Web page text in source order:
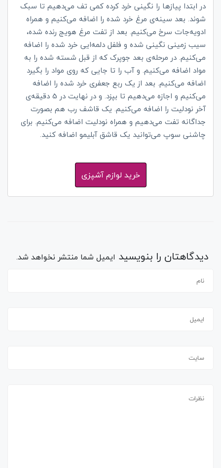
در ابتدا پیازها را نگینی خرد کرده کمی تف می‌دهیم تا سبک
شوند. بعد سینه‌ی مرغ خرد شده را اضافه می‌کنیم و همراه
ادویه‌جات سرخ می‌کنیم. بعد از تفت مرغ هویج رنده شده،
سیب زمینی نگینی شده و فلفل دلمه‌ایی خرد شده را اضافه
می‌کنیم. در مرحله‌ی بعد جوپرک که از قبل شسته شده را به
مواد اضافه می‌کنیم. و آب را تا جایی که روی مواد را بگیرد
اضافه می‌کنیم. بعد از یک ربع جعفری خرد شده را اضافه
می‌کنیم و اجازه می‌دهیم تا بپزد. و در نهایت در 5 دقیقه‌ی
آخر نودلیت را اضافه می‌کنیم. یک قاشف رب هم بصورت
جداگانه تفت می‌دهیم و همراه نودلیت اضافه می‌کنیم. برای
چاشنی سوپ می‌توانید یک قاشق آبلیمو اضافه کنید.
خرید لوازم آشپزی
دیدگاهتان را بنویسید ایمیل شما منتشر نخواهد شد.